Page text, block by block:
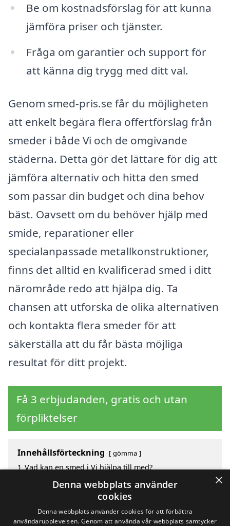
Be om kostnadsförslag för att kunna
jämföra priser och tjänster.
Fråga om garantier och support för
att känna dig trygg med ditt val.
Genom smed-pris.se får du möjligheten
att enkelt begära flera offertförslag från
smeder i både Vi och de omgivande
städerna. Detta gör det lättare för dig att
jämföra alternativ och hitta den smed
som passar din budget och dina behov
bäst. Oavsett om du behöver hjälp med
smide, reparationer eller
specialanpassade metallkonstruktioner,
finns det alltid en kvalificerad smed i ditt
närområde redo att hjälpa dig. Ta
chansen att utforska de olika alternativen
och kontakta flera smeder för att
säkerställa att du får bästa möjliga
resultat för ditt projekt.
Få 3 erbjudanden, gratis och utan
förpliktelser
Innehållsförteckning gömma
1 Vad kan en smed i Vi hjälpa till med?
Hur mycket kostar en smed i Vi?
Fördelar med att välja smed i Vi
Sök efter en smed i de omgivande städerna Vi
×
Denna webbplats använder
cookies
Denna webbplats använder cookies för att förbättra
användarupplevelsen. Genom att använda vår webbplats samtycker